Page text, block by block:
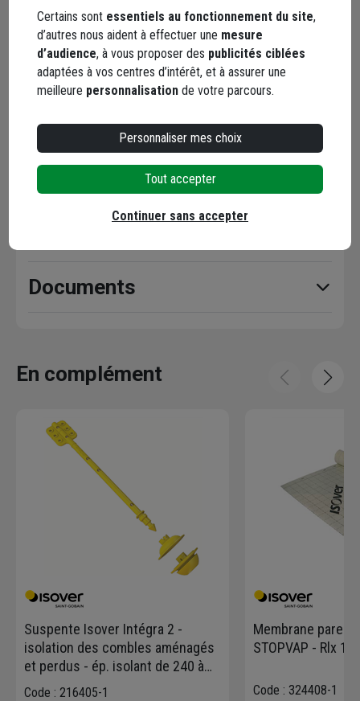
Livraison disponible selon stock agence
Points forts
Description
Documents
En complément
Suspente Isover Intégra 2 -
isolation des combles aménagés
et perdus - ép. isolant de 240 à
280 MM - boîte de 50
Code : 216405-1
Membrane pare-
STOPVAP - Rlx
Code : 324408-1
Certains sont essentiels au fonctionnement du site,
d’autres nous aident à effectuer une mesure
d’audience, à vous proposer des publicités ciblées
adaptées à vos centres d’intérêt, et à assurer une
meilleure personnalisation de votre parcours.
Personnaliser mes choix
Tout accepter
Continuer sans accepter